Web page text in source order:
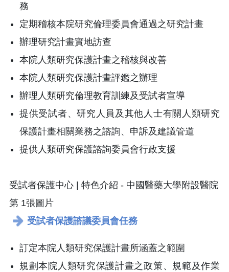
務
定期稽核本院研究倫理委員會通過之研究計畫
辦理研究計畫實地訪查
本院人類研究保護計畫之稽核與改善
本院人類研究保護計畫評鑑之辦理
辦理人類研究倫理教育訓練及受試者宣導
提供受試者、研究人員及其他人士有關人類研究
保護計畫相關業務之諮詢、申訴及建議管道
提供人類研究保護諮詢委員會行政支援
受試者保護諮議委員會任務
訂定本院人類研究保護計畫所涵蓋之範圍
規劃本院人類研究保護計畫之政策、規範及作業